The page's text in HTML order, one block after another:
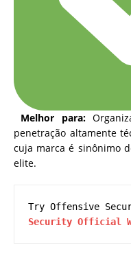
Melhor para:
penetração altamente
cuja marca é sinônimo
elite.
Try Offensive
Security Official